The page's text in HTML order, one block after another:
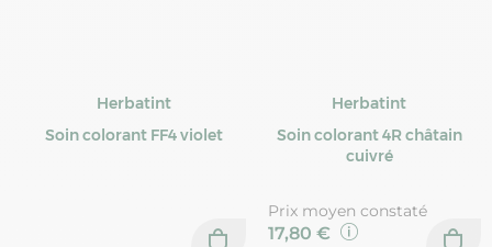
Herbatint
Soin colorant FF4 violet
Herbatint
Soin colorant 4R châtain
cuivré
Prix moyen constaté
17,80 €